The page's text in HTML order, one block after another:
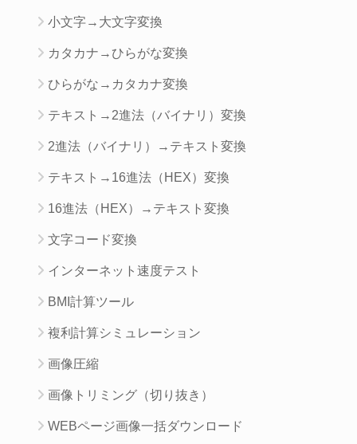
小文字→大文字変換
カタカナ→ひらがな変換
ひらがな→カタカナ変換
テキスト→2進法（バイナリ）変換
2進法（バイナリ）→テキスト変換
テキスト→16進法（HEX）変換
16進法（HEX）→テキスト変換
文字コード変換
インターネット速度テスト
BMI計算ツール
複利計算シミュレーション
画像圧縮
画像トリミング（切り抜き）
WEBページ画像一括ダウンロード